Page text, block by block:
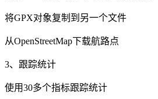
将GPX对象复制到另一个文件
从OpenStreetMap下载航路点
3、跟踪统计
使用30多个指标跟踪统计